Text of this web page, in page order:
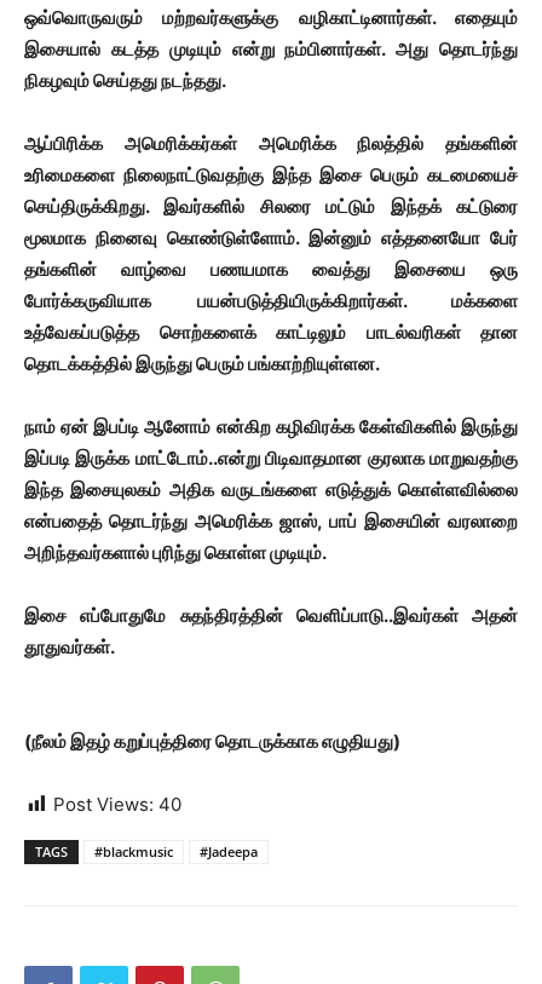
ஒவ்வொருவரும் மற்றவர்களுக்கு வழிகாட்டினார்கள். எதையும்
இசையால் கடத்த முடியும் என்று நம்பினார்கள். அது தொடர்ந்து
நிகழவும் செய்தது நடந்தது.
ஆப்பிரிக்க அமெரிக்கர்கள் அமெரிக்க நிலத்தில் தங்களின்
உரிமைகளை நிலைநாட்டுவதற்கு இந்த இசை பெரும் கடமையைச்
செய்திருக்கிறது. இவர்களில் சிலரை மட்டும் இந்தக் கட்டுரை
மூலமாக நினைவு கொண்டுள்ளோம். இன்னும் எத்தனையோ பேர்
தங்களின் வாழ்வை பணயமாக வைத்து இசையை ஒரு
போர்க்கருவியாக பயன்படுத்தியிருக்கிறார்கள். மக்களை
உத்வேகப்படுத்த சொற்களைக் காட்டிலும் பாடல்வரிகள் தான
தொடக்கத்தில் இருந்து பெரும் பங்காற்றியுள்ளன.
நாம் ஏன் இபப்டி ஆனோம் என்கிற கழிவிரக்க கேள்விகளில் இருந்து
இப்படி இருக்க மாட்டோம்..என்று பிடிவாதமான குரலாக மாறுவதற்கு
இந்த இசையுலகம் அதிக வருடங்களை எடுத்துக் கொள்ளவில்லை
என்பதைத் தொடர்ந்து அமெரிக்க ஜாஸ், பாப் இசையின் வரலாறை
அறிந்தவர்களால் புரிந்து கொள்ள முடியும்.
இசை எப்போதுமே சுதந்திரத்தின் வெளிப்பாடு..இவர்கள் அதன்
தூதுவர்கள்.
(நீலம் இதழ் கறுப்புத்திரை தொடருக்காக எழுதியது)
Post Views: 40
TAGS #blackmusic #Jadeepa